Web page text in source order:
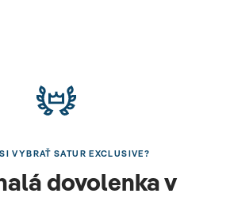
VYBRAŤ SATUR EXCLUSIVE?
dovolenka v